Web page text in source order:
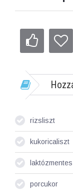
rizsliszt
kukoricaliszt
porcukor